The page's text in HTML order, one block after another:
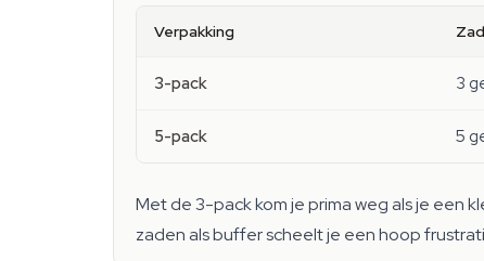
Verpakking
3-pack 3
5-pack 5
Met de 3-pack kom je prima weg als je een
zaden als buffer scheelt je een hoop